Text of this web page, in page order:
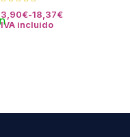
3,90€-18,37€
IVA incluido